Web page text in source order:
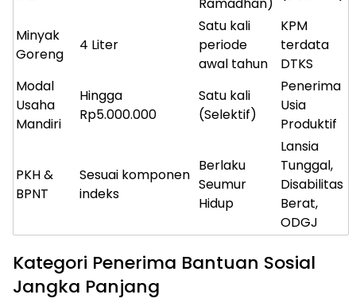
Ramadhan)
Minyak
Goreng
4 Liter
Satu kali
periode
awal tahun
KPM
terdata
DTKS
Modal
Usaha
Mandiri
Hingga
Rp5.000.000
Satu kali
(Selektif)
Penerima
Usia
Produktif
PKH &
BPNT
Sesuai komponen
indeks
Berlaku
Seumur
Hidup
Lansia
Tunggal,
Disabilitas
Berat,
ODGJ
Kategori Penerima Bantuan Sosial
Jangka Panjang